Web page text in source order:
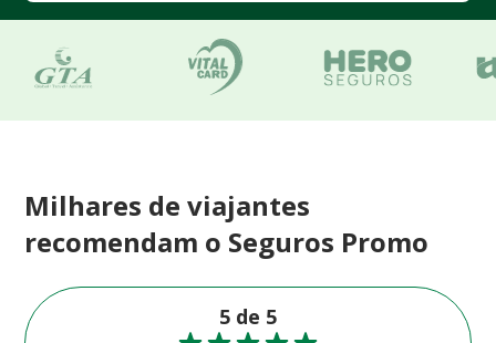
Milhares de viajantes
recomendam o Seguros Promo
5 de 5